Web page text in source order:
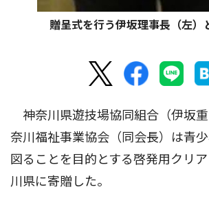
贈呈式を行う伊坂理事長（左）
神奈川県遊技場協同組合（伊坂
奈川福祉事業協会（同会長）は青
図ることを目的とする啓発用クリ
川県に寄贈した。